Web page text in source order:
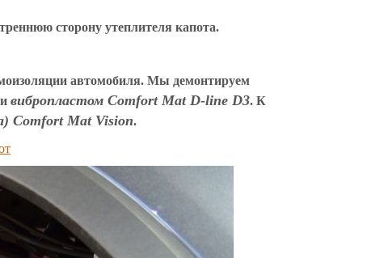
сторону утеплителя капота.
автомобиля. Мы демонтируем
вибропластом Comfort Mat D-line D3. К
Comfort Mat Vision.